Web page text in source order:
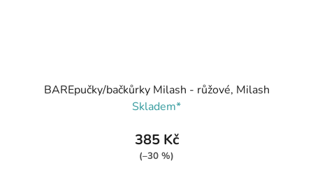
BAREpučky/bačkůrky Milash - růžové, Milash
Skladem*
385 Kč
(–30 %)